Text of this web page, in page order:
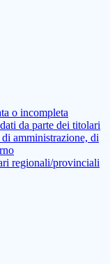
o incompleta
da parte dei titolari
amministrazione, di
regionali/provinciali